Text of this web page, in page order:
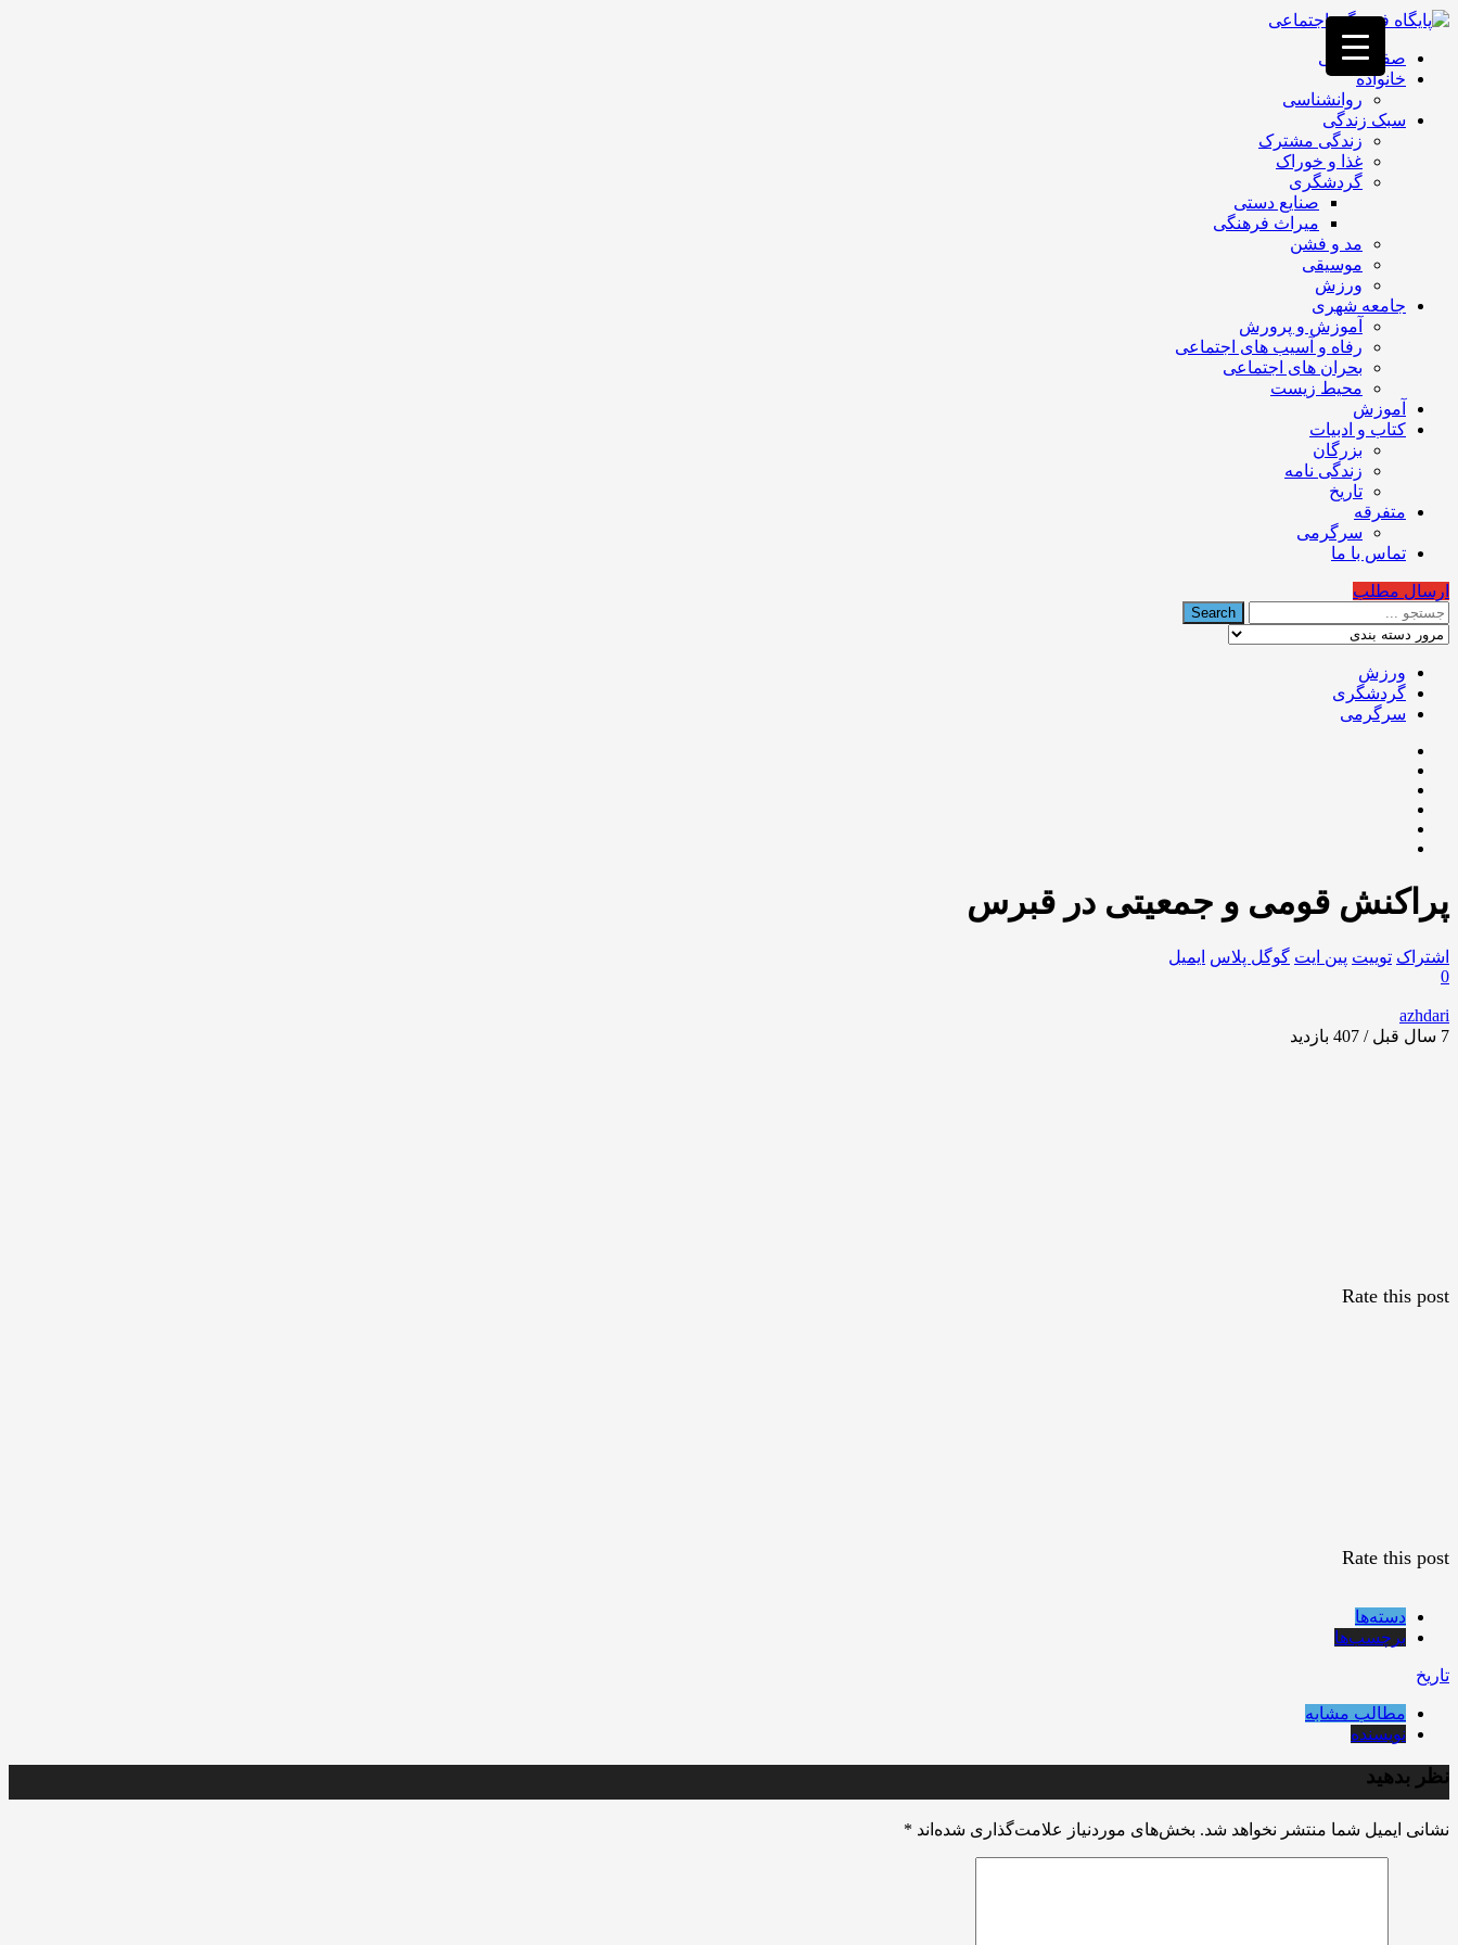
فصد
غرب
تهران
خشکشویی
تصفیه
تهران
صفحه اصلی
خانواده
روانشناسی
سبک زندگی
زندگی مشترک
غذا و خوراک
گردشگری
صنایع دستی
میراث فرهنگی
مد و فشن
موسیقی
ورزش
جامعه شهری
آموزش و پرورش
رفاه و آسیب های اجتماعی
بحران های اجتماعی
محیط زیست
آموزش
کتاب و ادبیات
بزرگان
زندگی نامه
تاریخ
متفرقه
سرگرمی
تماس با ما
ارسال مطلب
ورزش
گردشگری
سرگرمی
پراکنش قومی و جمعیتی در قبرس
اشتراک توییت پین ایت گوگل‌ پلاس ایمیل
0
azhdari
7 سال قبل / 407
بازدید
Rate this post
Rate this post
دسته‌ها
برچسب‌ها
تاریخ
مطالب مشابه
نویسنده
نظر بدهید
نشانی ایمیل شما منتشر نخواهد شد. بخش‌های موردنیاز علامت‌گذاری شده‌اند *